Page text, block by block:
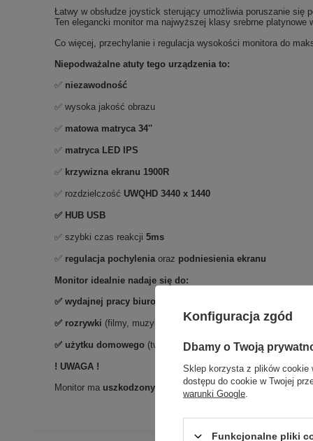
Łatwy w obsłudze joystick sterujący umożliwia poruszanie się
Ten elegancki monitor ma najwyższej klasy srebrne
Co więcej, przechylanie i regulacja wysokości monitora do
Niepodważalne atuty tego urządzenia to:
✅ niezawodność
✅ wysoka jakość obrazu
✅ matowa matryca 34''
✅ matryca LED IPS
✅ krzywizna ekranu 1900R
✅ rozdzielczość UWQHD 3440 x 1440
✅ HUB USB
✅ szybki czas reakcji5ms
✅ regulacja pochyleniaoraz podniesienia ekranu
Monitor idealnie nadaje się do:
✅ wydajnej pracy biurowej (obsługa programów
✅ rozrywki (filmy, muzyka)
✅ użytku domowego (tworzenie i wydruk dokumentów,
! UWAGA !
Monitor ma uszkodzony port USB-C,wada ta nie ma wpływu
Konfiguracja zgód
Dbamy o Twoją
Sklep korzysta z plików cookie
dostępu do cookie w Twojej
warunki Google
Funkcjonalne pliki